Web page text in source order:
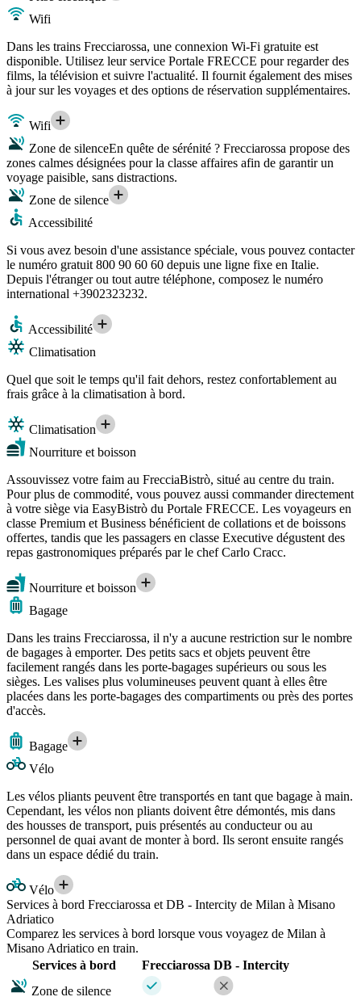
Wifi
Dans les trains Frecciarossa, une connexion Wi-Fi gratuite est
disponible. Utilisez leur service Portale FRECCE pour regarder des
films, la télévision et suivre l'actualité. Il fournit également des mises
à jour sur les voyages et des options de réservation supplémentaires.
Wifi
Zone de silenceEn quête de sérénité ? Frecciarossa propose des
zones calmes désignées pour la classe affaires afin de garantir un
voyage paisible, sans distractions.
Zone de silence
Accessibilité
Si vous avez besoin d'une assistance spéciale, vous pouvez contacter
le numéro gratuit 800 90 60 60 depuis une ligne fixe en Italie.
Depuis l'étranger ou tout autre téléphone, composez le numéro
international +3902323232.
Accessibilité
Climatisation
Quel que soit le temps qu'il fait dehors, restez confortablement au
frais grâce à la climatisation à bord.
Climatisation
Nourriture et boisson
Assouvissez votre faim au FrecciaBistrò, situé au centre du train.
Pour plus de commodité, vous pouvez aussi commander directement
à votre siège via EasyBistrò du Portale FRECCE. Les voyageurs en
classe Premium et Business bénéficient de collations et de boissons
offertes, tandis que les passagers en classe Executive dégustent des
repas gastronomiques préparés par le chef Carlo Cracc.
Nourriture et boisson
Bagage
Dans les trains Frecciarossa, il n'y a aucune restriction sur le nombre
de bagages à emporter. Des petits sacs et objets peuvent être
facilement rangés dans les porte-bagages supérieurs ou sous les
sièges. Les valises plus volumineuses peuvent quant à elles être
placées dans les porte-bagages des compartiments ou près des portes
d'accès.
Bagage
Vélo
Les vélos pliants peuvent être transportés en tant que bagage à main.
Cependant, les vélos non pliants doivent être démontés, mis dans
des housses de transport, puis présentés au conducteur ou au
personnel de quai avant de monter à bord. Ils seront ensuite rangés
dans un espace dédié du train.
Vélo
Services à bord Frecciarossa et DB - Intercity de Milan à Misano
Adriatico
Comparez les services à bord lorsque vous voyagez de Milan à
Misano Adriatico en train.
Services à bord
Frecciarossa DB - Intercity
Zone de silence